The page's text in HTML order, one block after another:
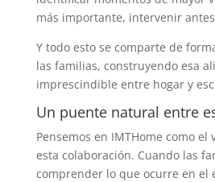
más importante, intervenir
Y todo esto se comparte de
las familias, construyendo esa
imprescindible entre hogar y
Un puente natural entre
Pensemos en IMTHome como
esta colaboración. Cuando las
comprender lo que ocurre en el